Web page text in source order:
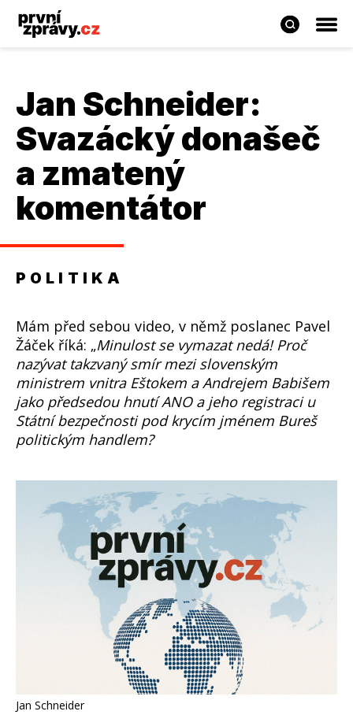
Jan Schneider:
Svazácký donašeč
a zmatený
komentátor
POLITIKA
Mám před sebou video, v němž poslanec Pavel
Žáček říká: „Minulost se vymazat nedá! Proč
nazývat takzvaný smír mezi slovenským
ministrem vnitra Eštokem a Andrejem Babišem
jako předsedou hnutí ANO a jeho registraci u
Státní bezpečnosti pod krycím jménem Bureš
politickým handlem?
Jan Schneider